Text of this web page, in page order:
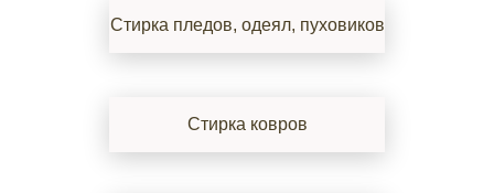
Стирка пледов, одеял, пуховиков
Стирка ковров